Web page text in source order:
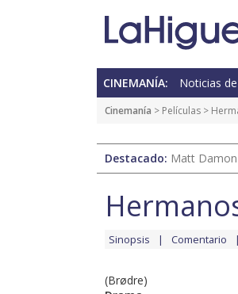
CINEMANÍA: Noticias
Cinemanía > Películas >
Destacado: Matt
Sinopsis Comentario
(Brødre)